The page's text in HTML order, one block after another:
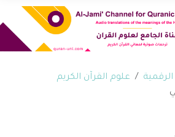
علوم القرآن الكريم